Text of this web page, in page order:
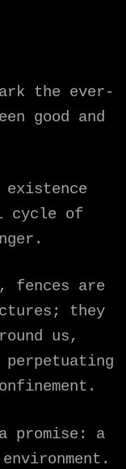
the ever-
good and
existence
cycle of
fences are
they
us,
promise: a